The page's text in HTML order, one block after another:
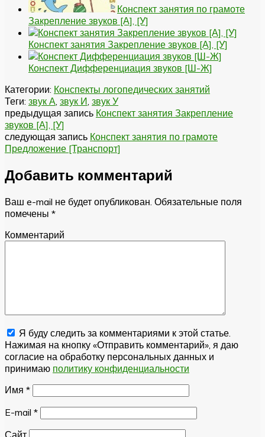
Конспект занятия по грамоте
Закрепление звуков [А], [У]
Конспект занятия Закрепление звуков [А], [У]
Конспект Дифференциация звуков [Ш-Ж]
Категории: Конспекты логопедических занятий
Теги: звук А, звук И, звук У
предыдущая запись Конспект занятия Закрепление
звуков [А], [У]
следующая запись Конспект занятия по грамоте
Предложение [Транспорт]
Добавить комментарий
Ваш e-mail не будет опубликован. Обязательные поля
помечены *
Комментарий
Я буду следить за комментариями к этой статье.
Нажимая на кнопку «Отправить комментарий», я даю
согласие на обработку персональных данных и
принимаю политику конфиденциальности
Имя *
E-mail *